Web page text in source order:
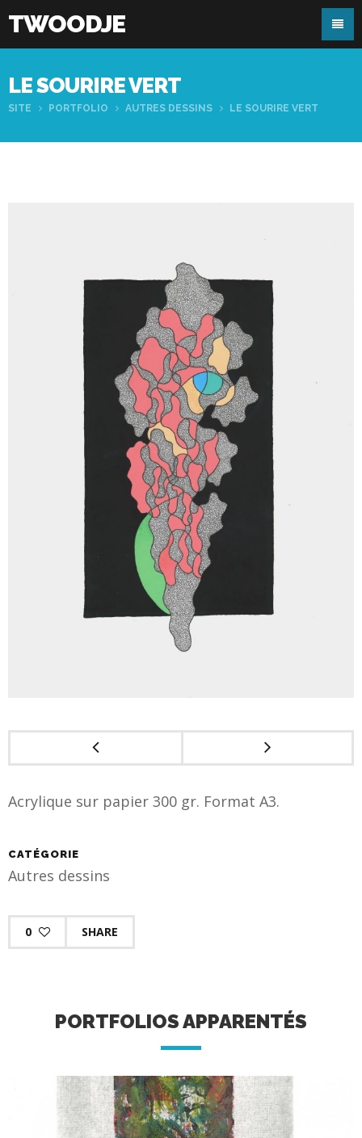
TWOODJE
LE SOURIRE VERT
SITE PORTFOLIO AUTRES DESSINS LE SOURIRE VERT
Acrylique sur papier 300 gr. Format A3.
CATÉGORIE
Autres dessins
0 SHARE
PORTFOLIOS APPARENTÉS